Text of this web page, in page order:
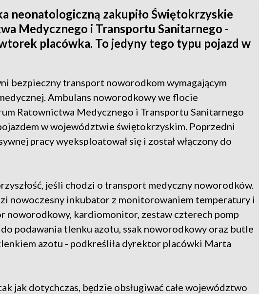
neonatologiczną zakupiło Świętokrzyskie
Medycznego i Transportu Sanitarnego -
placówka. To jedyny tego typu pojazd w
bezpieczny transport noworodkom wymagającym
Ambulans noworodkowy we flocie
Ratownictwa Medycznego i Transportu Sanitarnego
w województwie świętokrzyskim. Poprzedni
pracy wyeksploatował się i został włączony do
jeśli chodzi o transport medyczny noworodków.
nowoczesny inkubator z monitorowaniem temperatury i
noworodkowy, kardiomonitor, zestaw czterech pomp
podawania tlenku azotu, ssak noworodkowy oraz butle
azotu - podkreśliła dyrektor placówki Marta
jak dotychczas, będzie obsługiwać całe województwo